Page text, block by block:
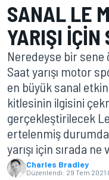
SANAL LE
YARIŞI IÇIN
Neredeyse bir sene
Saat yarışı motor
en büyük sanal
kitlesinin ilgisini
gerçekleştirilecek
ertelenmiş
yarışı için sırada ne
Charles Bradley
Düzenlendi: 29 Tem 2021